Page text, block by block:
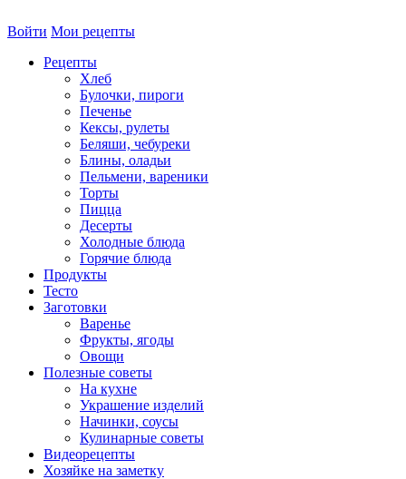
Войти Мои рецепты
Рецепты
Хлеб
Булочки, пироги
Печенье
Кексы, рулеты
Беляши, чебуреки
Блины, оладьи
Пельмени, вареники
Торты
Пицца
Десерты
Холодные блюда
Горячие блюда
Продукты
Тесто
Заготовки
Варенье
Фрукты, ягоды
Овощи
Полезные советы
На кухне
Украшение изделий
Начинки, соусы
Кулинарные советы
Видеорецепты
Хозяйке на заметку